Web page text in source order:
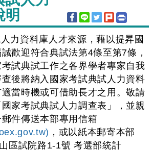
明
力資料庫人才來源，藉以提昇國
歡迎符合典試法第4條至第7條，
試典試工作之各界學者專家自我
後將納入國家考試典試人力資料
當時機或可借助長才之用。敬請
家考試典試人力調查表」，並親
件傳送本部專用信箱
，或以紙本郵寄本部
區試院路1-1號 考選部統計